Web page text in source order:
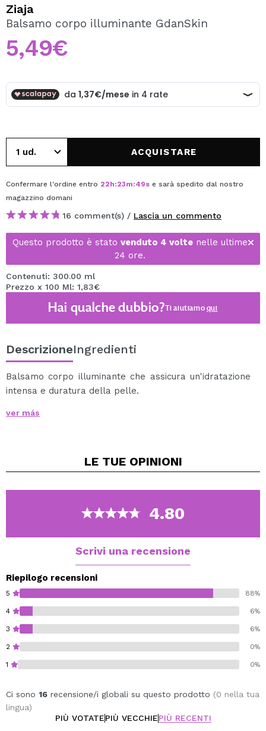
Creando un account su Maquibeauty.it potrai fare i tuoi
acquisti velocemente, controllare lo stato dei tuoi ordini e
consultare le tue operazioni precedenti.
CREARE UN ACCOUNT
Ziaja
Balsamo corpo illuminante GdanSkin
5,49€
ACQUISTARE
Confermare l'ordine entro 22h:23m:49s e sarà spedito dal nostro
magazzino domani
16 comment(s) / Lascia un commento
Questo prodotto è stato venduto 4 volte nelle ultime
24 ore.
Contenuti: 300.00 ml
Prezzo x 100 Ml: 1,83€
Hai qualche dubbio?Ti aiutiamoqui
DescrizioneIngredienti
Balsamo corpo illuminante che assicura un'idratazione
intensa e duratura della pelle.
I minerali che include illuminano e creano una
Massaggiare sulla pelle e lasciare assorbire il
Accedi a tutti i prodotti della linea GdanSkin tramite
ver más
LE TUE OPINIONI
4.80
Scrivi una recensione
Riepilogo recensioni
5 88%
4 6%
3 6%
2 0%
1 0%
Ci sono 16 recensione/i globali su questo prodotto (0 nella tua
lingua)
PIÙ VOTATEPIÙ VECCHIEPIÙ RECENTI